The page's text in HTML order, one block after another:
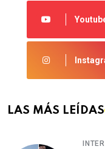
LAS MÁS LEÍDAS